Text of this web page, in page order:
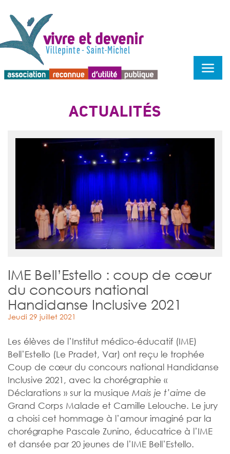
ACTUALITÉS
IME Bell’Estello : coup de cœur
du concours national
Handidanse Inclusive 2021
Jeudi 29 juillet 2021
Les élèves de l’Institut médico-éducatif (IME)
Bell’Estello (Le Pradet, Var) ont reçu le trophée
Coup de cœur du concours national Handidanse
Inclusive 2021, avec la chorégraphie «
Déclarations » sur la musique Mais je t’aime de
Grand Corps Malade et Camille Lelouche. Le jury
a choisi cet hommage à l’amour imaginé par la
chorégraphe Pascale Zunino, éducatrice à l’IME
et dansée par 20 jeunes de l’IME Bell’Estello.